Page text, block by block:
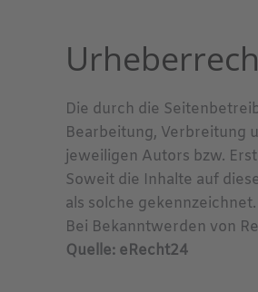
Die durch die
Bearbeitung, Verbreitung
jeweiligen Autors bzw.
Soweit die Inhalte auf
als solche
Bei Bekanntwerden von
Quelle: eRecht24